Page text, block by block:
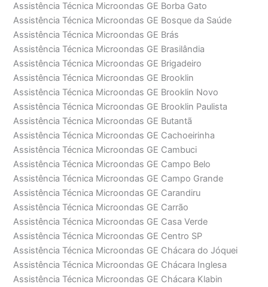
Assistência Técnica Microondas GE Borba Gato
Assistência Técnica Microondas GE Bosque da Saúde
Assistência Técnica Microondas GE Brás
Assistência Técnica Microondas GE Brasilândia
Assistência Técnica Microondas GE Brigadeiro
Assistência Técnica Microondas GE Brooklin
Assistência Técnica Microondas GE Brooklin Novo
Assistência Técnica Microondas GE Brooklin Paulista
Assistência Técnica Microondas GE Butantã
Assistência Técnica Microondas GE Cachoeirinha
Assistência Técnica Microondas GE Cambuci
Assistência Técnica Microondas GE Campo Belo
Assistência Técnica Microondas GE Campo Grande
Assistência Técnica Microondas GE Carandiru
Assistência Técnica Microondas GE Carrão
Assistência Técnica Microondas GE Casa Verde
Assistência Técnica Microondas GE Centro SP
Assistência Técnica Microondas GE Chácara do Jóquei
Assistência Técnica Microondas GE Chácara Inglesa
Assistência Técnica Microondas GE Chácara Klabin